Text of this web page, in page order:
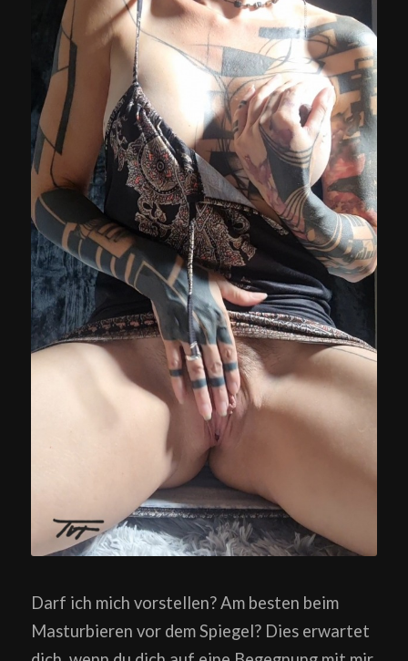
Darf ich mich vorstellen? Am besten beim
Masturbieren vor dem Spiegel? Dies erwartet